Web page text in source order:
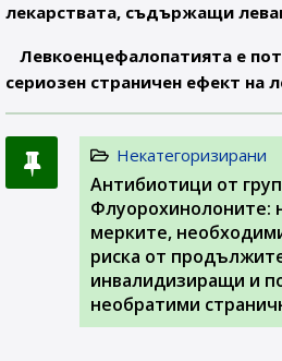
лекарствата, съдържащи
Левкоенцефалопатията е
сериозен страничен ефект на
Некатегоризирани
Антибиотици от
Флуорохинолоните:
мерките,
риска от
инвалидизиращи и
необратими